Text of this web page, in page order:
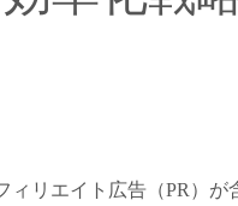
リエイト広告（PR）が